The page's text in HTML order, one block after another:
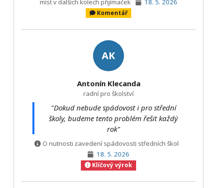
míst v dalších kolech přijímaček
18. 5. 2026
Komentář
AK
Antonín Klecanda
radní pro školství
"Dokud nebude spádovost i pro střední
školy, budeme tento problém řešit každý
rok"
O nutnosti zavedení spádovosti středních škol
18. 5. 2026
Klíčový výrok